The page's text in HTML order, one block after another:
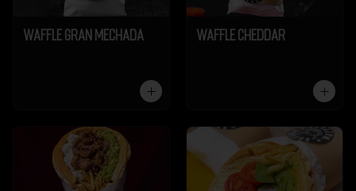
Waffle Gran Mechada Waffle Cheddar